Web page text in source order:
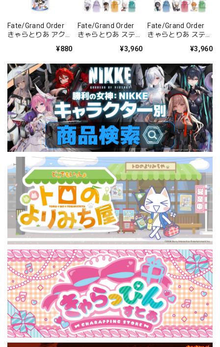
Fate/Grand Order
きゃらとりあ アクリ
ンキャンサー/謎の
プン・サマー〕
¥880
Fate/Grand Order
きゃらとりあ ステッ
BOX 全12種類¥3,960
Fate/Grand Order
きゃらとりあ ステッ
BOX 全12種類¥3,960